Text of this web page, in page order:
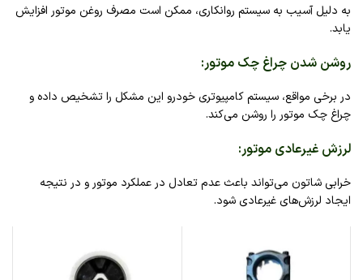
به دلیل آسیب به سیستم روانکاری، ممکن است مصرف روغن موتور افزایش
یابد.
روشن شدن چراغ چک موتور:
در برخی مواقع، سیستم کامپیوتری خودرو این مشکل را تشخیص داده و
چراغ چک موتور را روشن می‌کند.
لرزش غیرعادی موتور:
خرابی شاتون می‌تواند باعث عدم تعادل در عملکرد موتور و در نتیجه
ایجاد لرزش‌های غیرعادی شود.